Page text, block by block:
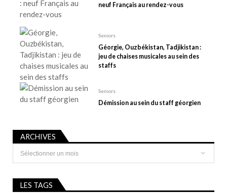
neuf Français au rendez-vous
Seniors
Géorgie, Ouzbékistan, Tadjikistan :
jeu de chaises musicales au sein des
staffs
Seniors
Démission au sein du staff géorgien
ARCHIVES
Archives
LES TAGS